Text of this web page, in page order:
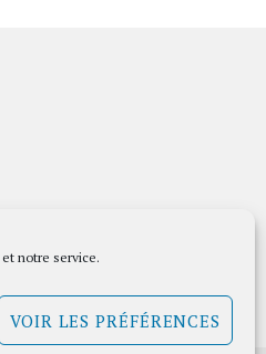
notre service.
VOIR LES PRÉFÉRENCES